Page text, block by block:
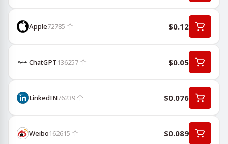
Apple72785 个 $0.12
ChatGPT136257个 $0.05
LinkedIN76239个 $0.076
Weibo162615 个 $0.089